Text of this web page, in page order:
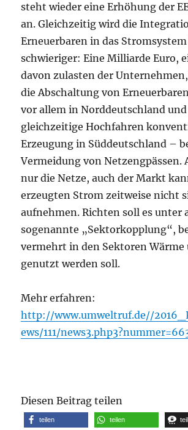
steht wieder eine Erhöhung der
an. Gleichzeitig wird die
Erneuerbaren in das
schwieriger: Eine Milliarde Euro,
davon zulasten der
die Abschaltung von
vor allem in Norddeutschland und
gleichzeitige Hochfahren
Erzeugung in Süddeutschland –
Vermeidung von Netzengpässen.
nur die Netze, auch der Markt
erzeugten Strom zeitweise nicht
aufnehmen. Richten soll es unter
sogenannte „Sektorkopplung“,
vermehrt in den Sektoren Wärme
genutzt werden soll.
Mehr erfahren:
http://www.umweltruf.de//
ews/111/
Diesen Beitrag teilen
teilen teilen